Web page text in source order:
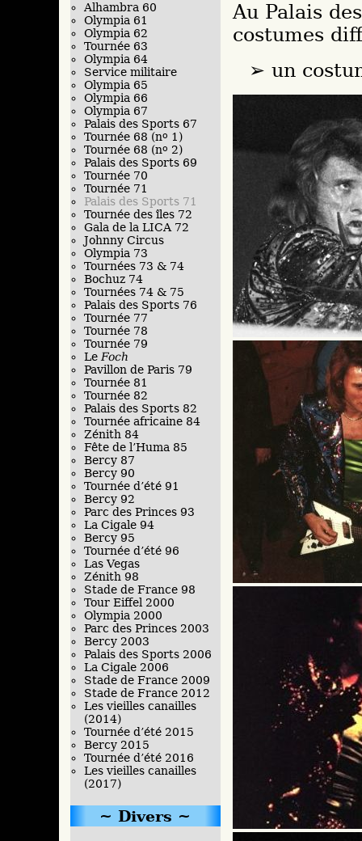
Au Palais
costumes
un
Alhambra 60
Olympia 61
Olympia 62
Tournée 63
Olympia 64
Service militaire
Olympia 65
Olympia 66
Olympia 67
Palais des Sports 67
Tournée 68 (no 1)
Tournée 68 (no 2)
Palais des Sports 69
Tournée 70
Tournée 71
Palais des Sports 71
Tournée des îles 72
Gala de la LICA 72
Johnny Circus
Olympia 73
Tournées 73 & 74
Bochuz 74
Tournées 74 & 75
Palais des Sports 76
Tournée 77
Tournée 78
Tournée 79
Le Foch
Pavillon de Paris 79
Tournée 81
Tournée 82
Palais des Sports 82
Tournée africaine 84
Zénith 84
Fête de l’Huma 85
Bercy 87
Bercy 90
Tournée d’été 91
Bercy 92
Parc des Princes 93
La Cigale 94
Bercy 95
Tournée d’été 96
Las Vegas
Zénith 98
Stade de France 98
Tour Eiffel 2000
Olympia 2000
Parc des Princes 2003
Bercy 2003
Palais des Sports 2006
La Cigale 2006
Stade de France 2009
Stade de France 2012
Les vieilles canailles
(2014)
Tournée d’été 2015
Bercy 2015
Tournée d’été 2016
Les vieilles canailles
(2017)
Divers